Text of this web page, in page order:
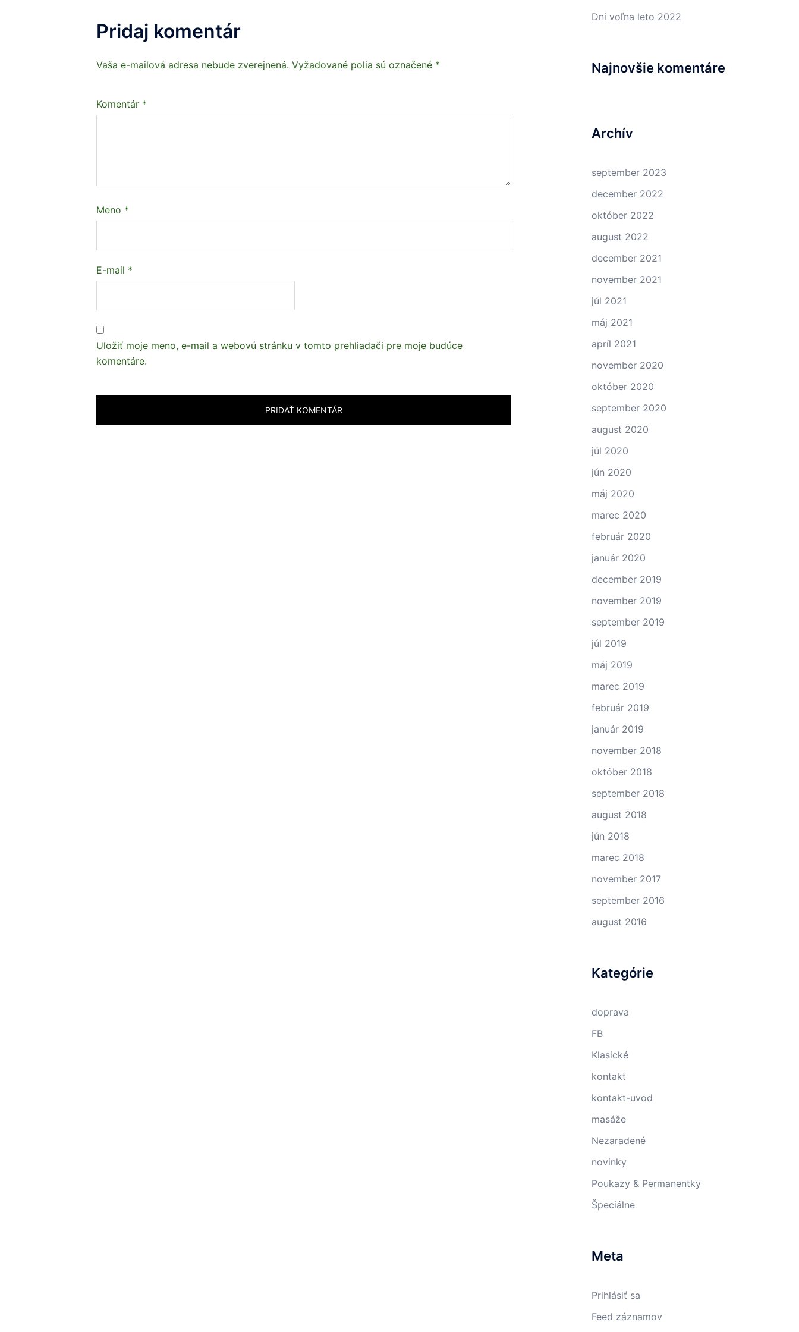
Pridaj komentár
Vaša e-mailová adresa nebude zverejnená. Vyžadované polia sú označené *
Komentár *
Meno *
E-mail *
Uložiť moje meno, e-mail a webovú stránku v tomto prehliadači pre moje budúce
komentáre.
Dni voľna leto 2022
Najnovšie komentáre
Archív
september 2023
december 2022
október 2022
august 2022
december 2021
november 2021
júl 2021
máj 2021
apríl 2021
november 2020
október 2020
september 2020
august 2020
júl 2020
jún 2020
máj 2020
marec 2020
február 2020
január 2020
december 2019
november 2019
september 2019
júl 2019
máj 2019
marec 2019
február 2019
január 2019
november 2018
október 2018
september 2018
august 2018
jún 2018
marec 2018
november 2017
september 2016
august 2016
Kategórie
doprava
FB
Klasické
kontakt
kontakt-uvod
masáže
Nezaradené
novinky
Poukazy & Permanentky
Špeciálne
Meta
Prihlásiť sa
Feed záznamov